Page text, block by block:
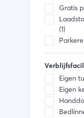
Gratis
(1)
Eigen
Eigen